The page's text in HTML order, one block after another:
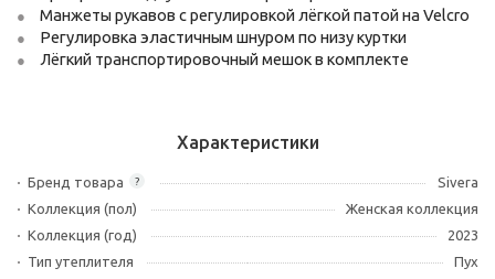
Манжеты рукавов с регулировкой лёгкой патой на Velcro
Регулировка эластичным шнуром по низу куртки
Лёгкий транспортировочный мешок в комплекте
Характеристики
?
Бренд товара
Sivera
Коллекция (пол)
Женская коллекция
Коллекция (год)
2023
Тип утеплителя
Пух